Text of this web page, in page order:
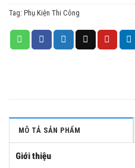
Tag: Phụ Kiện Thi Công
MÔ TẢ SẢN PHẨM
Giới thiệu